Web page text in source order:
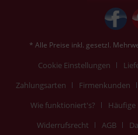
* Alle Preise inkl. gesetzl.
Cookie Einstellungen
Zahlungsarten
Firmenkunden
Wie funktioniert's?
Häufige
Widerrufsrecht
AGB